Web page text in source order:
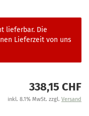
lieferbar. Die
Lieferzeit von uns
338,15 CHF
inkl. 8.1% MwSt. zzgl. Versand